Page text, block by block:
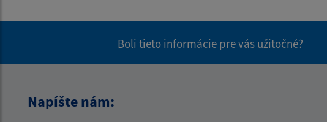
Boli tieto informácie pre vás užitočné?
Napíšte nám: